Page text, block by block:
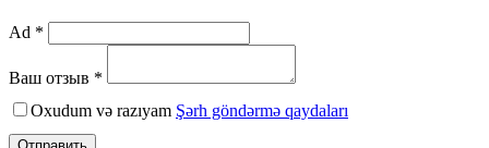
Ad *
Ваш отзыв *
Oxudum və razıyam Şərh göndərmə qaydaları